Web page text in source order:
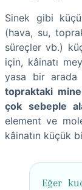
Sinek gibi
(hava, su,
süreçler vb.)
için, kâinatı
yasa bir arada
topraktaki
çok sebeple
element ve
kâinatın küçük
Eğer